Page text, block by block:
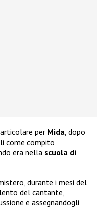
per Mida , dopo
come compito
era nella scuola di
durante i mesi del
del cantante,
e assegnandogli